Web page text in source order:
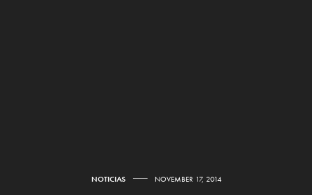
NOTICIAS NOVEMBER 17, 2014